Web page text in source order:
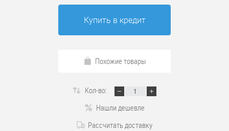
Купить в кредит
Похожие товары
Кол-во:
Нашли дешевле
Рассчитать доставку